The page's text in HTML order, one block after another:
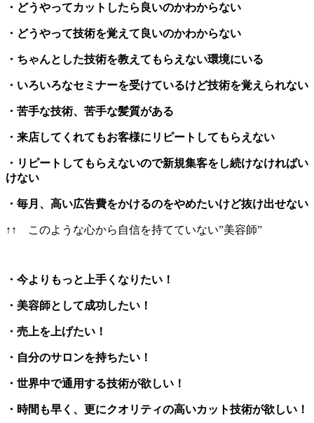
・どうやってカットしたら良いのかわからない
・どうやって技術を覚えて良いのかわからない
・ちゃんとした技術を教えてもらえない環境にいる
・いろいろなセミナーを受けているけど技術を覚えられない
・苦手な技術、苦手な髪質がある
・来店してくれてもお客様にリピートしてもらえない
・リピートしてもらえないので新規集客をし続けなければい
けない
・毎月、高い広告費をかけるのをやめたいけど抜け出せない
↑↑ このような心から自信を持てていない”美容師”
・今よりもっと上手くなりたい！
・美容師として成功したい！
・売上を上げたい！
・自分のサロンを持ちたい！
・世界中で通用する技術が欲しい！
・時間も早く、更にクオリティの高いカット技術が欲しい！